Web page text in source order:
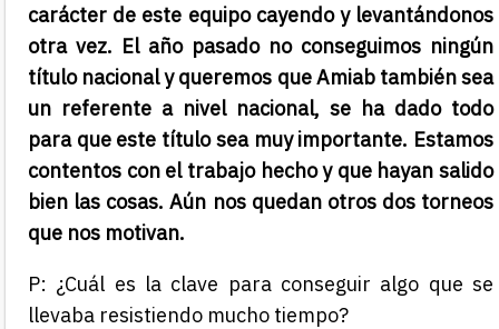
carácter de este equipo cayendo y levantándonos
otra vez. El año pasado no conseguimos ningún
título nacional y queremos que Amiab también sea
un referente a nivel nacional, se ha dado todo
para que este título sea muy importante. Estamos
contentos con el trabajo hecho y que hayan salido
bien las cosas. Aún nos quedan otros dos torneos
que nos motivan.
P: ¿Cuál es la clave para conseguir algo que se
llevaba resistiendo mucho tiempo?